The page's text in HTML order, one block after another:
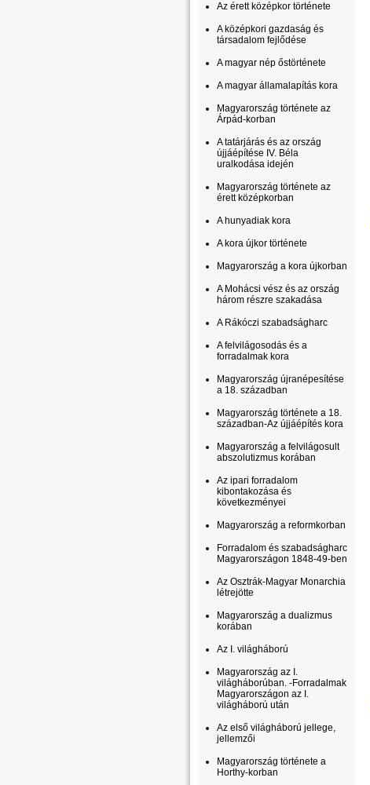
Az érett középkor története
A középkori gazdaság és
társadalom fejlődése
A magyar nép őstörténete
A magyar államalapítás kora
Magyarország története az
Árpád-korban
A tatárjárás és az ország
újjáépítése IV. Béla
uralkodása idején
Magyarország története az
érett középkorban
A hunyadiak kora
A kora újkor története
Magyarország a kora újkorban
A Mohácsi vész és az ország
három részre szakadása
A Rákóczi szabadságharc
A felvilágosodás és a
forradalmak kora
Magyarország újranépesítése
a 18. században
Magyarország története a 18.
században-Az újjáépítés kora
Magyarország a felvilágosult
abszolutizmus korában
Az ipari forradalom
kibontakozása és
következményei
Magyarország a reformkorban
Forradalom és szabadságharc
Magyarországon 1848-49-ben
Az Osztrák-Magyar Monarchia
létrejötte
Magyarország a dualizmus
korában
Az I. világháború
Magyarország az I.
világháborúban. -Forradalmak
Magyarországon az I.
világháború után
Az első világháború jellege,
jellemzői
Magyarország története a
Horthy-korban